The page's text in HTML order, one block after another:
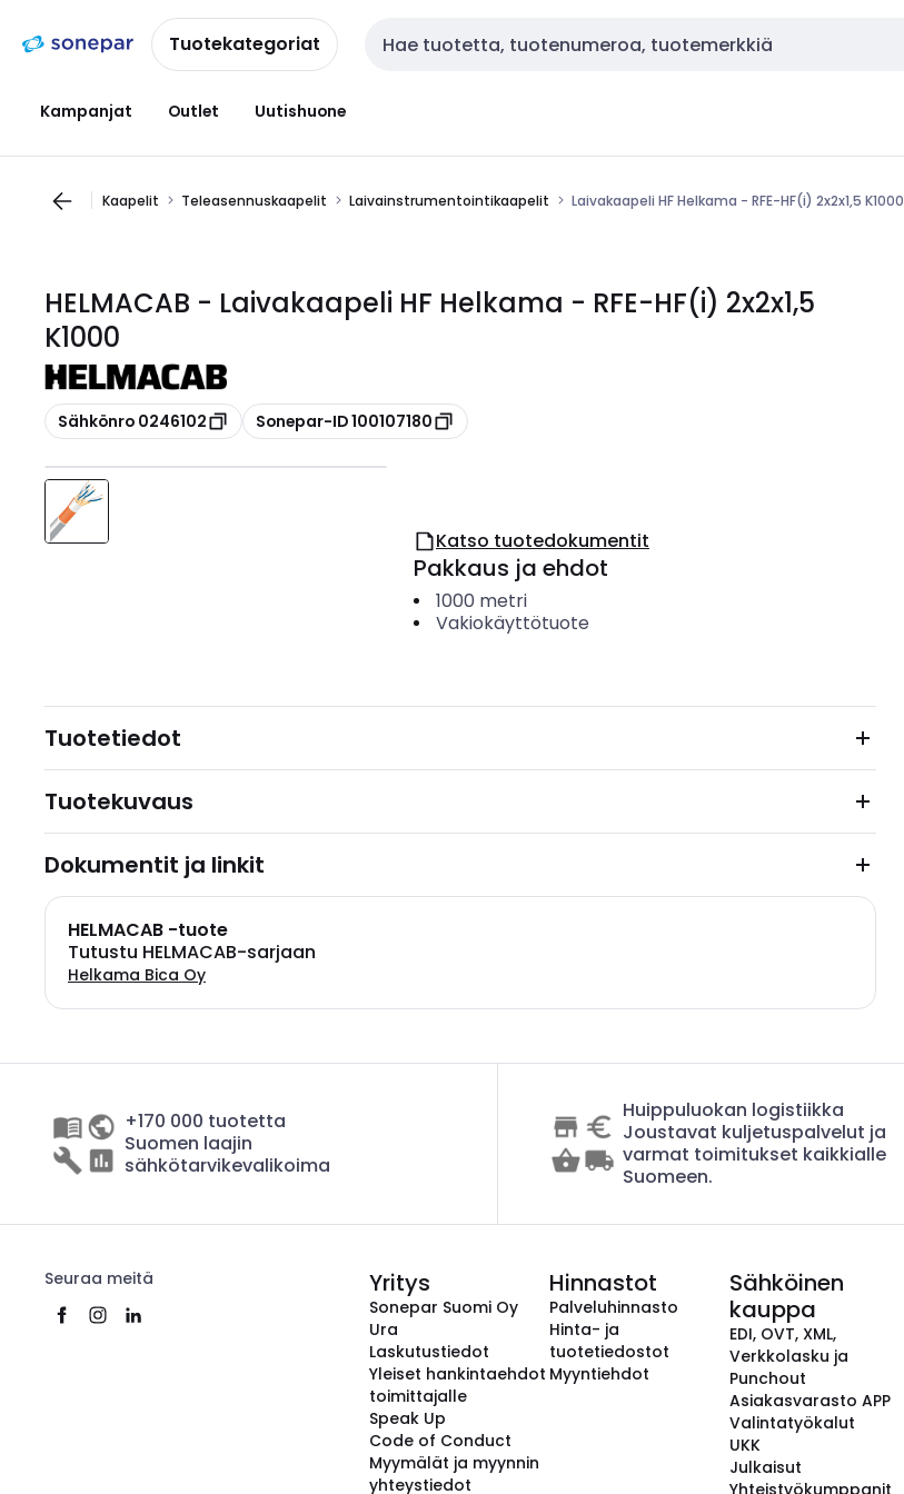
navigointiinsisältöönTuotekategoriat Haku
Kampanjat Outlet Uutishuone
Kaapelit Teleasennuskaapelit Laivainstrumentointikaapelit Laivakaapeli HF Helkama - RFE-HF(i) 2x2x1,5 K1000
HELMACAB - Laivakaapeli HF Helkama - RFE-HF(i) 2x2x1,5
K1000
Kopioi
Sähkönro 0246102 Kopioi
Sonepar-ID 100107180
Katso tuotedokumentit
Pakkaus ja ehdot
1000 metri
Vakiokäyttötuote
Tuotetiedot
Tuotekuvaus
Dokumentit ja linkit
HELMACAB -tuote
Tutustu HELMACAB-sarjaan
Helkama Bica Oy
+170 000 tuotetta
Suomen laajin
sähkötarvikevalikoima
Huippuluokan logistiikka
Joustavat kuljetuspalvelut ja
varmat toimitukset kaikkialle
Suomeen.
Seuraa meitä Yritys
Sonepar Suomi Oy
Ura
Laskutustiedot
Yleiset hankintaehdot
toimittajalle
Speak Up
Code of Conduct
Myymälät ja myynnin
yhteystiedot
Hinnastot
Palveluhinnasto
Hinta- ja
tuotetiedostot
Myyntiehdot
Sähköinen
kauppa
EDI, OVT, XML,
Verkkolasku ja
Punchout
Asiakasvarasto APP
Valintatyökalut
UKK
Julkaisut
Yhteistyökumppanit